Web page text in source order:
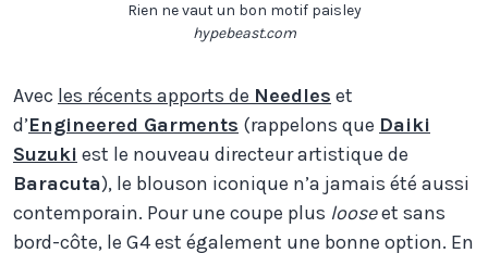
Rien ne vaut un bon motif paisley
hypebeast.com
Avec les récents apports de Needles et
d’Engineered Garments (rappelons que Daiki
Suzuki est le nouveau directeur artistique de
Baracuta), le blouson iconique n’a jamais été aussi
contemporain. Pour une coupe plus looseet sans
bord-côte, le G4 est également une bonne option. En